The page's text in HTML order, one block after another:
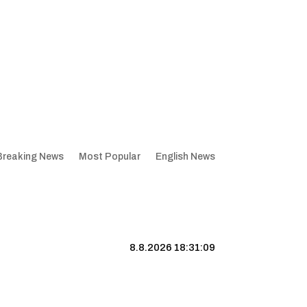
News Most Popular English News
8.8.2026 18:31:10